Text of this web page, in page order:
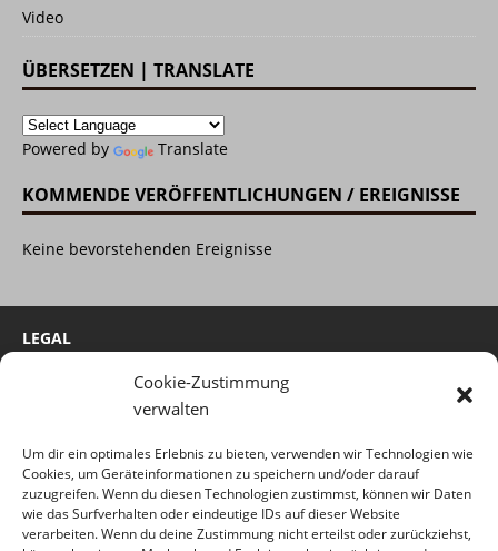
Cookie-Zustimmung
verwalten
Um dir ein optimales Erlebnis zu bieten, verwenden wir Technologien wie
Cookies, um Geräteinformationen zu speichern und/oder darauf
zuzugreifen. Wenn du diesen Technologien zustimmst, können wir Daten
wie das Surfverhalten oder eindeutige IDs auf dieser Website
verarbeiten. Wenn du deine Zustimmung nicht erteilst oder zurückziehst,
Video
ÜBERSETZEN | TRANSLATE
Powered by Translate
KOMMENDE VERÖFFENTLICHUNGEN / EREIGNISSE
Keine bevorstehenden Ereignisse
LEGAL
Haftungsausschluss
Datenschutzerklärung